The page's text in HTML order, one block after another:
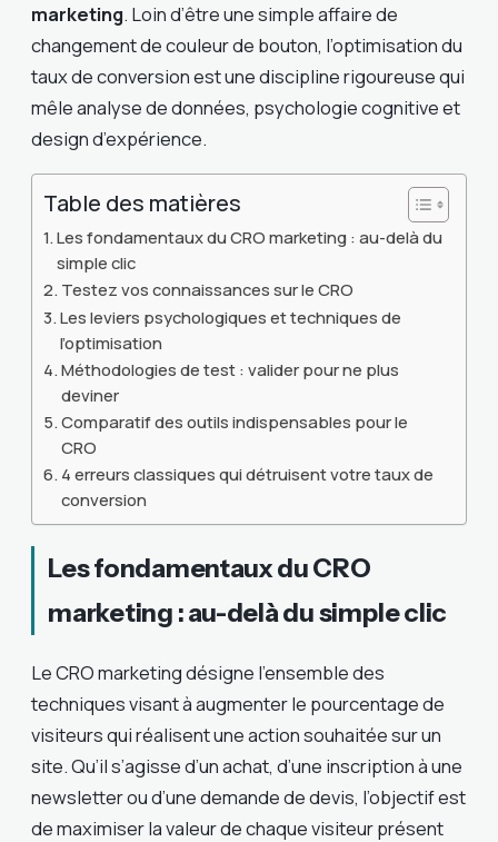
marketing. Loin d’être une simple affaire de
changement de couleur de bouton, l’optimisation du
taux de conversion est une discipline rigoureuse qui
mêle analyse de données, psychologie cognitive et
design d’expérience.
Table des matières
Les fondamentaux du CRO marketing : au-delà du
simple clic
Testez vos connaissances sur le CRO
Les leviers psychologiques et techniques de
l’optimisation
Méthodologies de test : valider pour ne plus
deviner
Comparatif des outils indispensables pour le
CRO
4 erreurs classiques qui détruisent votre taux de
conversion
Les fondamentaux du CRO
marketing : au-delà du simple clic
Le CRO marketing désigne l’ensemble des
techniques visant à augmenter le pourcentage de
visiteurs qui réalisent une action souhaitée sur un
site. Qu’il s’agisse d’un achat, d’une inscription à une
newsletter ou d’une demande de devis, l’objectif est
de maximiser la valeur de chaque visiteur présent